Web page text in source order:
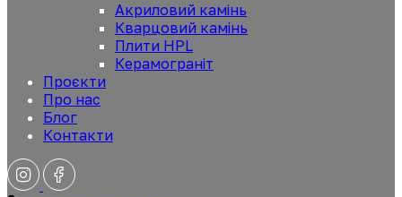
Акриловий камінь
Кварцовий камінь
Плити HPL
Керамограніт
Проєкти
Про нас
Блог
Контакти